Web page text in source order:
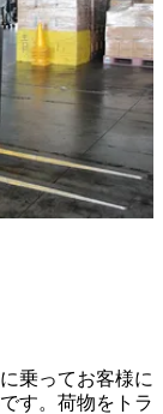
乗ってお客様に
す。荷物をトラ